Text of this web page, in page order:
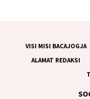
VISI MISI BACAJOGJA
ALAMAT REDAKSI